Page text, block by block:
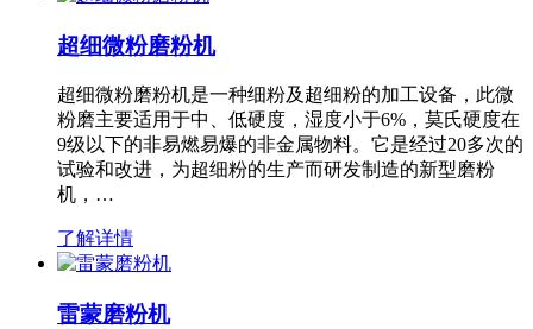
超细微粉磨粉机
超细微粉磨粉机是一种细粉及超细粉的加工设备，此微
粉磨主要适用于中、低硬度，湿度小于6%，莫氏硬度在
9级以下的非易燃易爆的非金属物料。它是经过20多次的
试验和改进，为超细粉的生产而研发制造的新型磨粉
机，…
了解详情
雷蒙磨粉机